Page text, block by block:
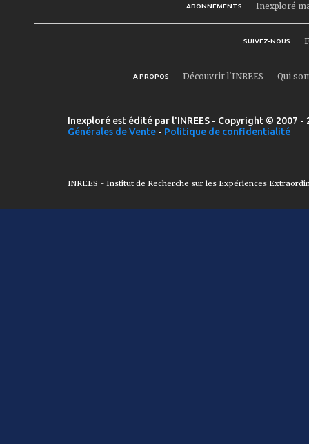
ABONNEMENTS Inexploré
SUIVEZ-NOUS
A PROPOS Découvrir l'INREES Qui
Inexploré est édité par l'INREES - Copyright © 2007
Générales de Vente - Politique de confidentialité
INREES - Institut de Recherche sur les Expériences